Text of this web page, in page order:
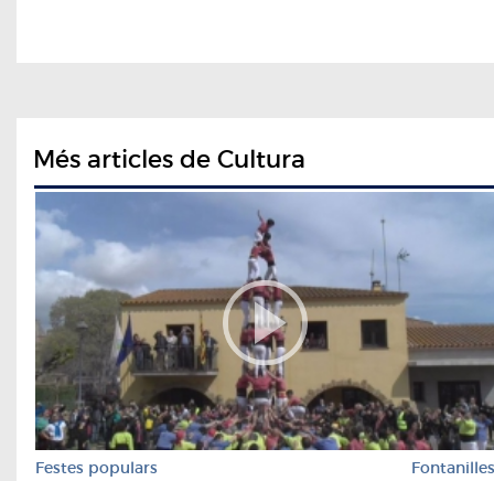
Més articles de Cultura
Festes populars Fontanilles